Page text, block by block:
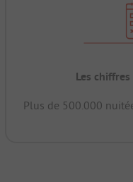
Les
Plus de 500.000